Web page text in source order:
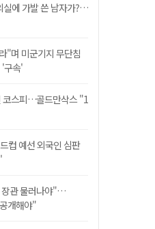
실에 가발 쓴 남자가?…
"며 미군기지 무단침
구속'
코스피…골드만삭스 "1
컵 예선 외국인 심판
관 물러나야"…
개해야"